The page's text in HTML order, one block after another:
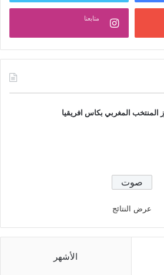
متابعنا
المنتخب المغربي بكاس افريقيا
عرض النتائج
الأشهر